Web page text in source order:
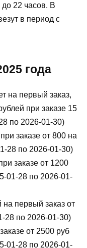
до 22 часов. В
в период с
года
на первый заказ,
при заказе 15
по 2026-01-30)
заказе от 800 на
28 по 2026-01-30)
заказе от 1200
01-28 по 2026-01-
первый заказ от
28 по 2026-01-30)
от 2500 руб
01-28 по 2026-01-